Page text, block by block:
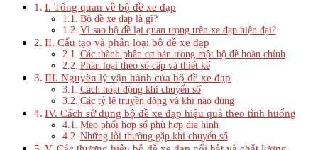
I. Tổng quan về bộ đề xe đạp
Bộ đề xe đạp là gì?
Vì sao bộ đề lại quan trọng trên xe đạp hiện đại?
II. Cấu tạo và phân loại bộ đề xe đạp
Các thành phần cơ bản trong một bộ đề hoàn chỉnh
Phân loại theo số cấp và thiết kế
III. Nguyên lý vận hành của bộ đề xe đạp
Cách hoạt động khi chuyển số
Các tỷ lệ truyền động và khi nào dùng
IV. Cách sử dụng bộ đề xe đạp hiệu quả theo tình huống
Mẹo phối hợp số phù hợp địa hình
Những lỗi thường gặp khi chuyển số